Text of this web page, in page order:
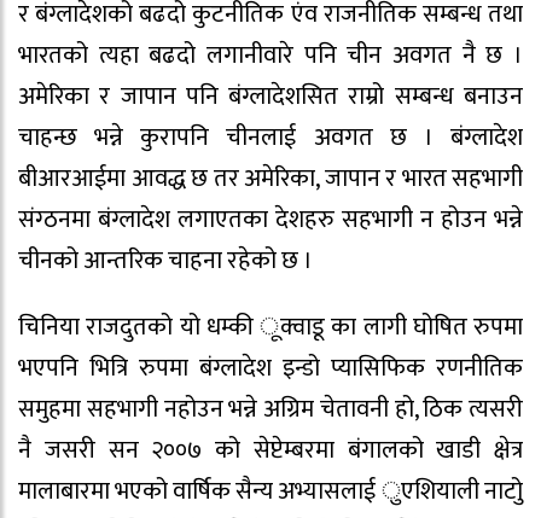
र बंग्लादेशको बढदो कुटनीतिक एंव राजनीतिक सम्बन्ध तथा
भारतको त्यहा बढदो लगानीवारे पनि चीन अवगत नै छ ।
अमेरिका र जापान पनि बंग्लादेशसित राम्रो सम्बन्ध बनाउन
चाहन्छ भन्ने कुरापनि चीनलाई अवगत छ । बंग्लादेश
बीआरआईमा आवद्ध छ तर अमेरिका, जापान र भारत सहभागी
संग्ठनमा बंग्लादेश लगाएतका देशहरु सहभागी न होउन भन्ने
चीनको आन्तरिक चाहना रहेको छ ।
चिनिया राजदुतको यो धम्की ूक्वाडू का लागी घोषित रुपमा
भएपनि भित्रि रुपमा बंग्लादेश इन्डो प्यासिफिक रणनीतिक
समुहमा सहभागी नहोउन भन्ने अग्रिम चेतावनी हो, ठिक त्यसरी
नै जसरी सन २००७ को सेप्टेम्बरमा बंगालको खाडी क्षेत्र
मालाबारमा भएको वार्षिक सैन्य अभ्यासलाई ुएशियाली नाटोु